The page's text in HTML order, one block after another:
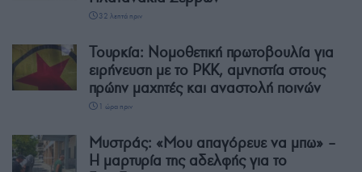
32 λεπτά πριν
Τουρκία: Νομοθετική πρωτοβουλία για
ειρήνευση με το PKK, αμνηστία στους
πρώην μαχητές και αναστολή ποινών
1 ώρα πριν
Μυστράς: «Μου απαγόρευε να μπω» –
Η μαρτυρία της αδελφής για το